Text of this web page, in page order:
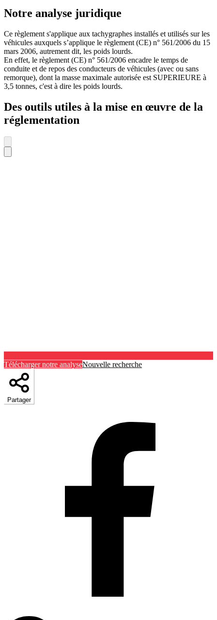
Notre analyse juridique
Ce règlement s'applique aux tachygraphes installés et utilisés sur les
véhicules auxquels s’applique le règlement (CE) n° 561/2006 du 15
mars 2006, autrement dit, les poids lourds.
En effet, le règlement (CE) n° 561/2006 encadre le temps de
conduite et de repos des conducteurs de véhicules (avec ou sans
remorque), dont la masse maximale autorisée est SUPERIEURE à
3,5 tonnes, c'est à dire les poids lourds.
Des outils utiles à la mise en œuvre de la
réglementation
Télécharger notre analyseNouvelle recherche
Partager